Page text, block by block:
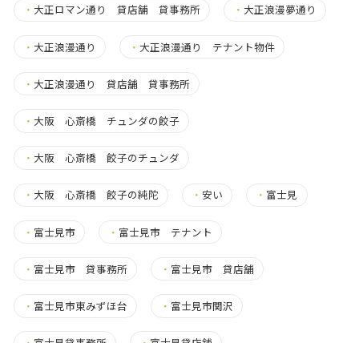
・ 大正ロマン通り 貸店舗 貸事務所 ・ 大正浪漫夢通り
・ 大正浪漫通り ・ 大正浪漫通り テナント物件
・ 大正浪漫通り 貸店舗 貸事務所
・ 大阪 心斎橋 チュンダの餃子
・ 大阪 心斎橋 餃子のチュンダ
・ 大阪 心斎橋 餃子の純陀 ・安い ・ 富士見
・ 富士見市 ・ 富士見市 テナント
・ 富士見市 貸事務所 ・ 富士見市 貸店舗
・ 富士見市東みずほ台 ・ 富士見市関沢